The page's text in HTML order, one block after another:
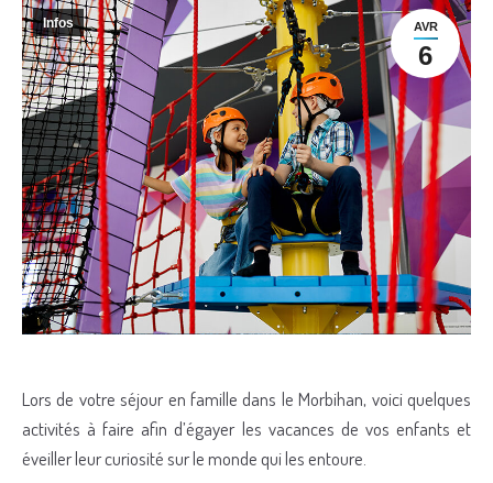
AVR
6
Infos
Lors de votre séjour en famille dans le Morbihan, voici quelques
activités à faire afin d’égayer les vacances de vos enfants et
éveiller leur curiosité sur le monde qui les entoure.